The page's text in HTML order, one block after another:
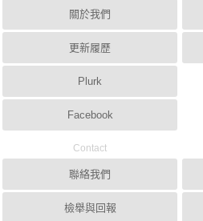
關於我們
更新履歷
Plurk
Facebook
Contact
聯絡我們
檢舉與回報